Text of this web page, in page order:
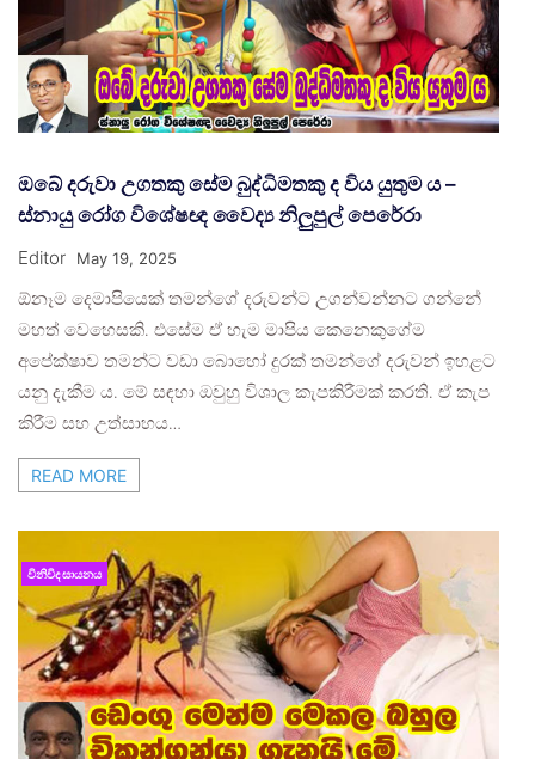
ඔබේ දරුවා උගතකු සේම බුද්ධිමතකු ද විය යුතුම ය –
ස්නායු රෝග විශේෂඥ වෛද්‍ය නිලුපුල් පෙරේරා
Editor May 19, 2025
ඕනෑම දෙමාපියෙක් තමන්ගේ දරුවන්ට උගන්වන්නට ගන්නේ
මහත් වෙහෙසකි. එසේම ඒ හැම මාපිය කෙනෙකුගේම
අපේක්ෂාව තමන්ට වඩා බොහෝ දුරක් තමන්ගේ දරුවන් ඉහළට
යනු දැකීම ය. මේ සඳහා ඔවුහු විශාල කැපකිරීමක් කරති. ඒ කැප
කිරීම සහ උත්සාහය…
READ MORE
විනිවිද සායනය